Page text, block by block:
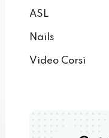
ASL
Nails
Video Corsi